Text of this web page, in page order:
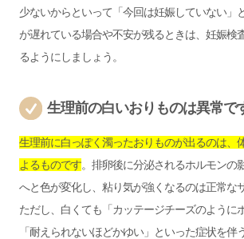
少ないからといって「今回は妊娠していない」
が遅れている場合や不安が残るときは、妊娠検
るようにしましょう。
生理前の白いおりものは異常で
生理前に白っぽく濁ったおりものが出るのは、
よるものです。排卵後に分泌されるホルモンの
へと色が変化し、粘り気が強くなるのは正常な
ただし、白くても「カッテージチーズのように
「耐えられないほどかゆい」といった症状を伴